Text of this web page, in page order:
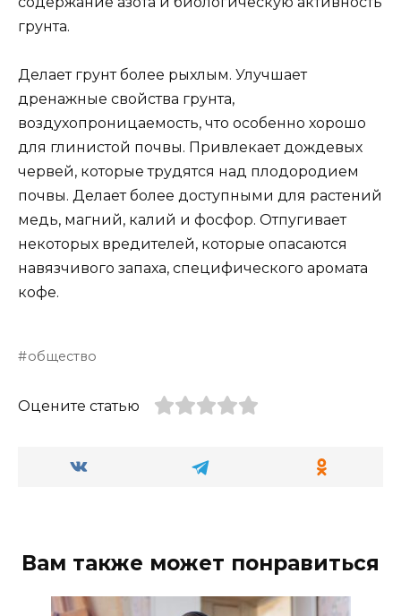
грунта.
Делает грунт более рыхлым. Улучшает
дренажные свойства грунта,
воздухопроницаемость, что особенно хорошо
для глинистой почвы. Привлекает дождевых
червей, которые трудятся над плодородием
почвы. Делает более доступными для растений
медь, магний, калий и фосфор. Отпугивает
некоторых вредителей, которые опасаются
навязчивого запаха, специфического аромата
кофе.
общество
Оцените статью
Вам также может понравиться